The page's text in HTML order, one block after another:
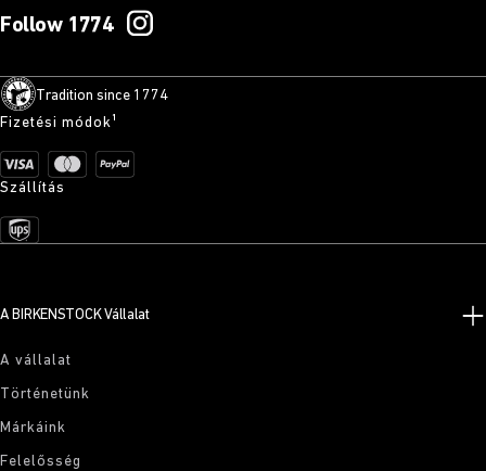
Follow 1774
Tradition since 1774
Fizetési módok¹
Szállítás
A BIRKENSTOCK Vállalat
A vállalat
Történetünk
Márkáink
Felelősség